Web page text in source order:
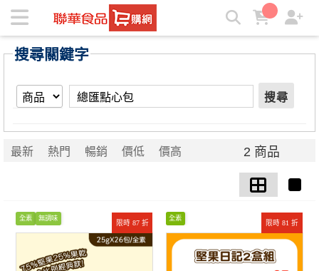
【總匯點心包】搜尋結果 | ★聯華食品e購網★
搜尋關鍵字
搜尋
最新 熱門 暢銷 價低 價高 2 商品
限時 87 折
全素 無調味
限時 81 折
全素